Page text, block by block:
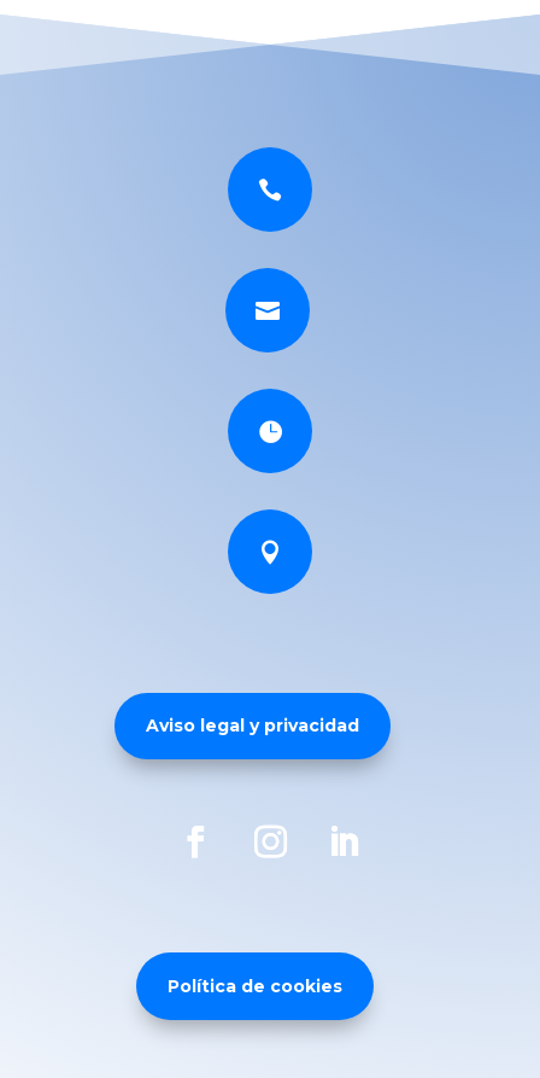




Aviso legal y privacidad
Política de cookies